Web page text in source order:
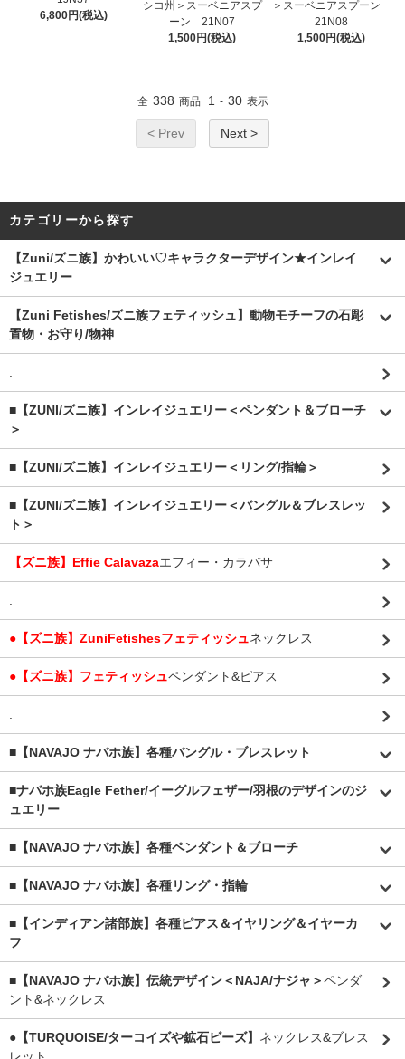
6,800円(税込)
シコ州＞スーベニアスプ
ーン 21N07
1,500円(税込)
＞スーベニアスプーン
21N08
1,500円(税込)
全 338 商品 1 - 30 表示
< Prev Next >
カテゴリーから探す
【Zuni/ズニ族】かわいい♡キャラクターデザイン★インレイ
ジュエリー
【Zuni Fetishes/ズニ族フェティッシュ】動物モチーフの石彫
置物・お守り/物神
■【ZUNI/ズニ族】インレイジュエリー＜ペンダント＆ブローチ
＞
■【ZUNI/ズニ族】インレイジュエリー＜リング/指輪＞
■【ZUNI/ズニ族】インレイジュエリー＜バングル＆ブレスレッ
ト＞
【ズニ族】Effie Calavazaエフィー・カラバサ
●【ズニ族】ZuniFetishesフェティッシュネックレス
●【ズニ族】フェティッシュペンダント&ピアス
■【NAVAJO ナバホ族】各種バングル・ブレスレット
■ナバホ族Eagle Fether/イーグルフェザー/羽根のデザインのジ
ュエリー
■【NAVAJO ナバホ族】各種ペンダント＆ブローチ
■【NAVAJO ナバホ族】各種リング・指輪
■【インディアン諸部族】各種ピアス＆イヤリング＆イヤーカ
フ
■【NAVAJO ナバホ族】伝統デザイン＜NAJA/ナジャ＞ペンダ
ント&ネックレス
●【TURQUOISE/ターコイズや鉱石ビーズ】 ネックレス&ブレス